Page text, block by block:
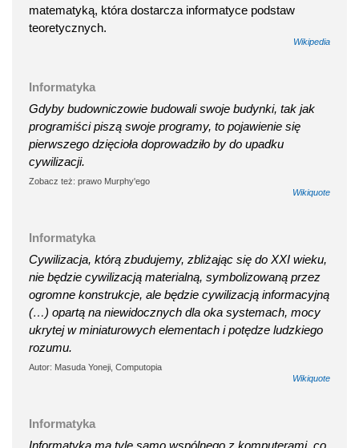
matematyką, która dostarcza informatyce podstaw
teoretycznych.
Wikipedia
Informatyka
Gdyby budowniczowie budowali swoje budynki, tak jak
programiści piszą swoje programy, to pojawienie się
pierwszego dzięcioła doprowadziło by do upadku
cywilizacji.
Zobacz też: prawo Murphy'ego
Wikiquote
Informatyka
Cywilizacja, którą zbudujemy, zbliżając się do XXI wieku,
nie będzie cywilizacją materialną, symbolizowaną przez
ogromne konstrukcje, ale będzie cywilizacją informacyjną
(…) opartą na niewidocznych dla oka systemach, mocy
ukrytej w miniaturowych elementach i potędze ludzkiego
rozumu.
Autor: Masuda Yoneji, Computopia
Wikiquote
Informatyka
Informatyka ma tyle samo wspólnego z komputerami, co